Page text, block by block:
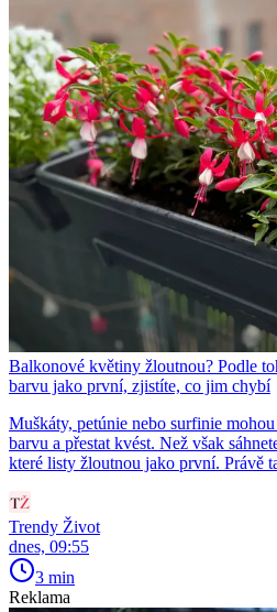
Balkonové květiny žloutnou? Podle
barvu jako první, zjistíte, co jim chybí
Muškáty, petúnie nebo surfinie
barvu a přestat kvést. Než však
které listy žloutnou jako první. Právě
Trendy Život
dnes, 09:55
3 min
Reklama